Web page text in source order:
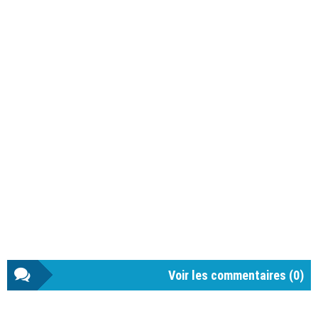
Voir les commentaires (0)